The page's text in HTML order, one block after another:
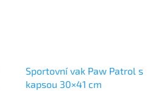
Sportovní vak Paw Patrol s
kapsou 30×41 cm